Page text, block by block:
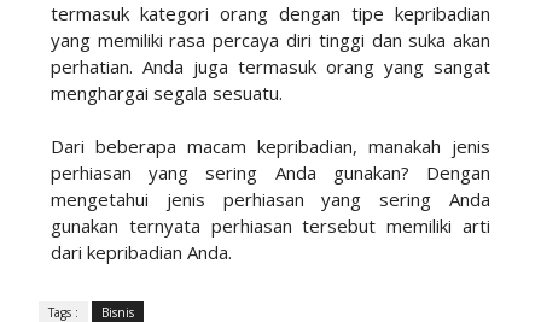
termasuk kategori orang dengan tipe kepribadian
yang memiliki rasa percaya diri tinggi dan suka akan
perhatian. Anda juga termasuk orang yang sangat
menghargai segala sesuatu.
Dari beberapa macam kepribadian, manakah jenis
perhiasan yang sering Anda gunakan? Dengan
mengetahui jenis perhiasan yang sering Anda
gunakan ternyata perhiasan tersebut memiliki arti
dari kepribadian Anda.
Tags : Bisnis